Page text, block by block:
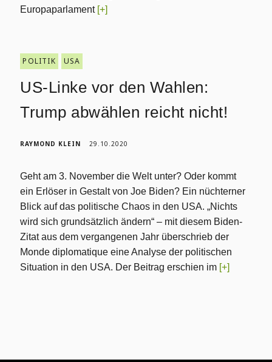
Europaparlament [+]
POLITIK USA
US-Linke vor den Wahlen:
Trump abwählen reicht nicht!
RAYMOND KLEIN 29.10.2020
Geht am 3. November die Welt unter? Oder kommt
ein Erlöser in Gestalt von Joe Biden? Ein nüchterner
Blick auf das politische Chaos in den USA. „Nichts
wird sich grundsätzlich ändern“ – mit diesem Biden-
Zitat aus dem vergangenen Jahr überschrieb der
Monde diplomatique eine Analyse der politischen
Situation in den USA. Der Beitrag erschien im [+]